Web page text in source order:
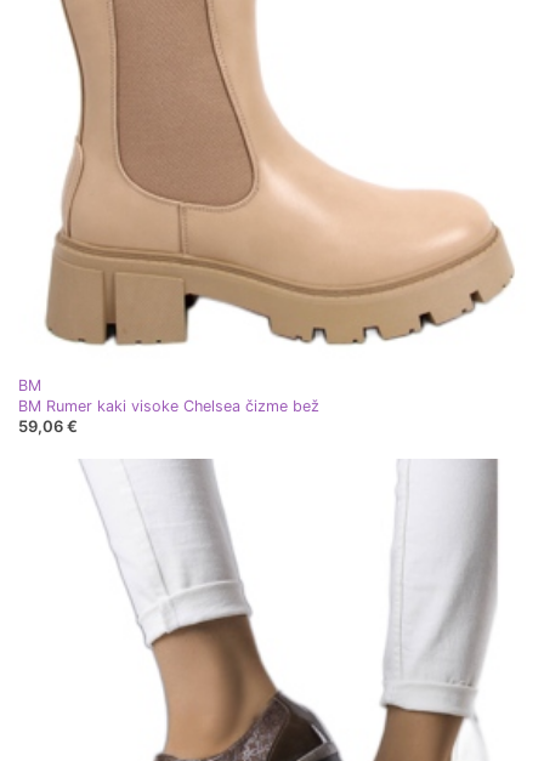
BM
BM Rumer kaki visoke Chelsea čizme bež
59,06 €